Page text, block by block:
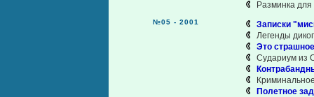
Разминка для
№05 - 2001
Записки
Легенды
Это
Судариум из
Полетное